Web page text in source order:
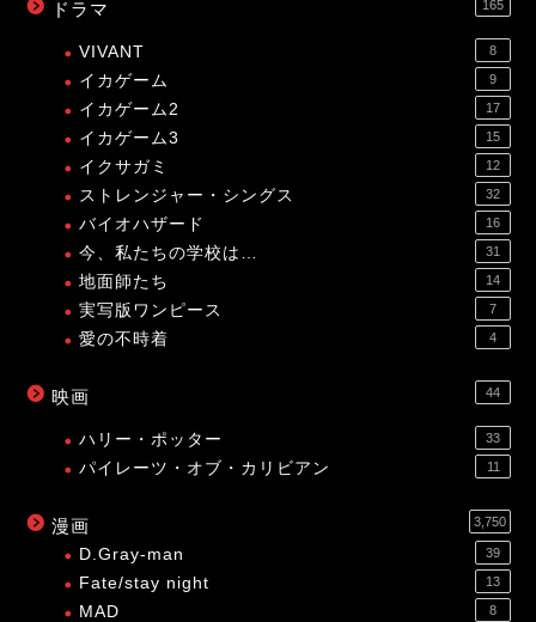
ドラマ 165
VIVANT 8
イカゲーム 9
イカゲーム2 17
イカゲーム3 15
イクサガミ 12
ストレンジャー・シングス 32
バイオハザード 16
今、私たちの学校は… 31
地面師たち 14
実写版ワンピース 7
愛の不時着 4
映画 44
ハリー・ポッター 33
パイレーツ・オブ・カリビアン 11
漫画 3,750
D.Gray-man 39
Fate/stay night 13
MAD 8